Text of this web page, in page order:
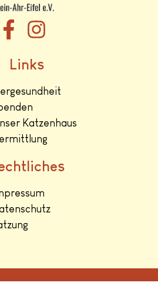
Links
Katzenhaus